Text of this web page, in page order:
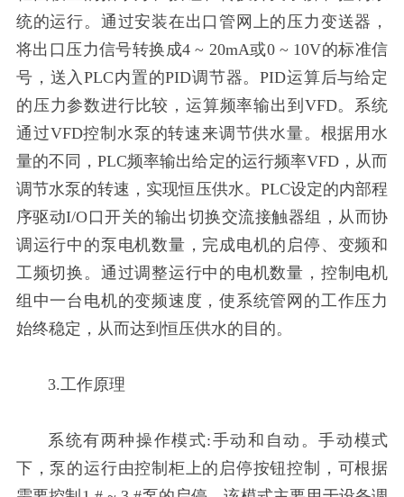
统的运行。通过安装在出口管网上的压力变送器，
将出口压力信号转换成4 ~ 20mA或0 ~ 10V的标准信
号，送入PLC内置的PID调节器。PID运算后与给定
的压力参数进行比较，运算频率输出到VFD。系统
通过VFD控制水泵的转速来调节供水量。根据用水
量的不同，PLC频率输出给定的运行频率VFD，从而
调节水泵的转速，实现恒压供水。PLC设定的内部程
序驱动I/O口开关的输出切换交流接触器组，从而协
调运行中的泵电机数量，完成电机的启停、变频和
工频切换。通过调整运行中的电机数量，控制电机
组中一台电机的变频速度，使系统管网的工作压力
始终稳定，从而达到恒压供水的目的。
3.工作原理
系统有两种操作模式:手动和自动。手动模式
下，泵的运行由控制柜上的启停按钮控制，可根据